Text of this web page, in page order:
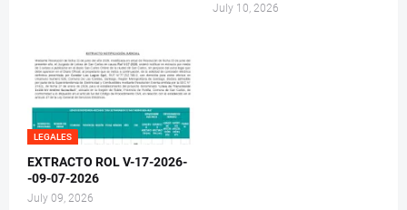
July 10, 2026
LEGALES
EXTRACTO ROL V-17-2026-
-09-07-2026
July 09, 2026